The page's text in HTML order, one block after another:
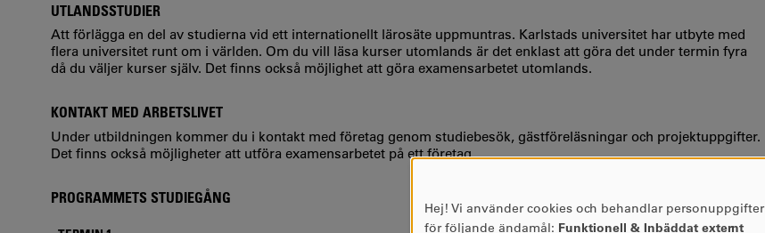
UTLANDSSTUDIER
Att förlägga en del av studierna vid ett internationellt lärosäte uppmuntras. Karlstads universitet har utbyte med
flera universitet runt om i världen. Om du vill läsa kurser utomlands är det enklast att göra det under termin fyra
då du väljer kurser själv. Det finns också möjlighet att göra examensarbetet utomlands.
KONTAKT MED ARBETSLIVET
Under utbildningen kommer du i kontakt med företag genom studiebesök, gästföreläsningar och projektuppgifter.
Det finns också möjligheter att utföra examensarbetet på ett företag.
PROGRAMMETS STUDIEGÅNG
ANVÄNDNING
Hej! Vi använder cookies och behandlar personuppgifter
för följande ändamål: Funktionell & Inbäddat externt